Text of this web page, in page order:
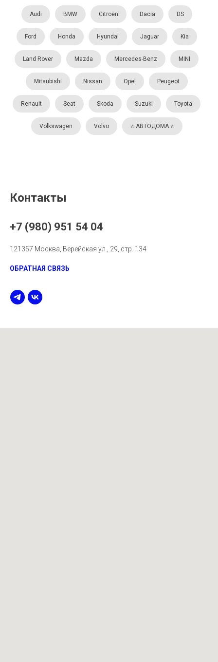
Audi BMW Citroën Dacia DS
Ford Honda Hyundai Jaguar Kia
Land Rover Mazda Mercedes-Benz MINI
Mitsubishi Nissan Opel Peugeot
Renault Seat Skoda Suzuki Toyota
Volkswagen Volvo ⭐️ АВТОДОМА ⭐️
Контакты
+7 (980) 951 54 04
121357 Москва, Верейская ул., 29, стр. 134
ОБРАТНАЯ СВЯЗЬ